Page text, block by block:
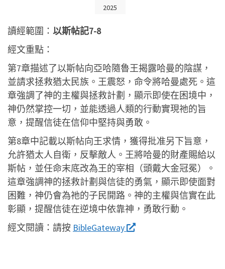
2025
讀經範圍： 以斯帖記7-8
經文重點：
第7章描述了以斯帖向亞哈隨魯王揭露哈曼的陰謀，
並請求拯救猶太民族。王震怒，命令將哈曼處死。這
章強調了神的主權與拯救計劃，顯示即使在困境中，
神仍然掌控一切，並能透過人類的行動實現祂的旨
意，提醒信徒在信仰中堅持與勇敢。
第8章中記載以斯帖向王求情，獲得批准另下旨意，
允許猶太人自衛，反擊敵人。王將哈曼的財產賜給以
斯帖，並任命末底改為王的宰相（頭戴大金冠冕）。
這章強調神的拯救計劃與信徒的勇氣，顯示即使面對
困難，神仍會為祂的子民開路。神的主權與信實在此
彰顯，提醒信徒在逆境中依靠神，勇敢行動。
經文閱讀： 請按 BibleGateway